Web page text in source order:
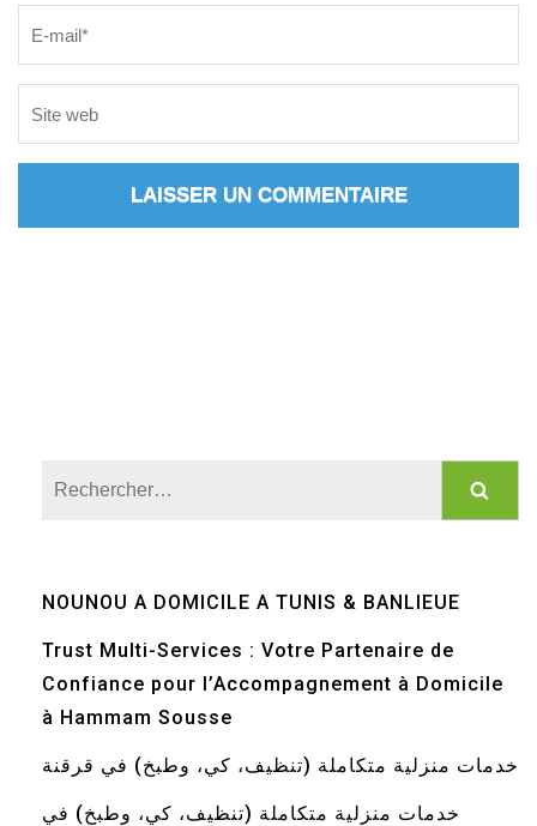
NOUNOU A DOMICILE A TUNIS & BANLIEUE
Trust Multi-Services : Votre Partenaire de
Confiance pour l’Accompagnement à Domicile
à Hammam Sousse
خدمات منزلية متكاملة (تنظيف، كي، وطبخ) في قرقنة
خدمات منزلية متكاملة (تنظيف، كي، وطبخ) في